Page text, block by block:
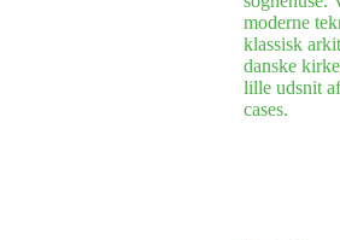
moderne
klassisk
danske
lille udsnit
cases.